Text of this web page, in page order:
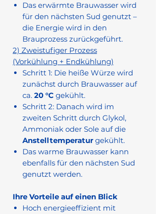
Das erwärmte Brauwasser wird
für den nächsten Sud genutzt –
die Energie wird in den
Brauprozess zurückgeführt.
2) Zweistufiger Prozess
(Vorkühlung + Endkühlung)
Schritt 1: Die heiße Würze wird
zunächst durch Brauwasser auf
ca. 20 °C gekühlt.
Schritt 2: Danach wird im
zweiten Schritt durch Glykol,
Ammoniak oder Sole auf die
Anstelltemperaturgekühlt.
Das warme Brauwasser kann
ebenfalls für den nächsten Sud
genutzt werden.
Ihre Vorteile auf einen Blick
Hoch energieeffizient mit